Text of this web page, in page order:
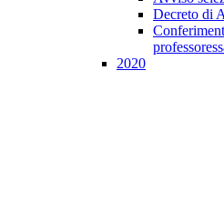
Decreto di
2020